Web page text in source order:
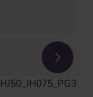
HJ50_JH075_PG3